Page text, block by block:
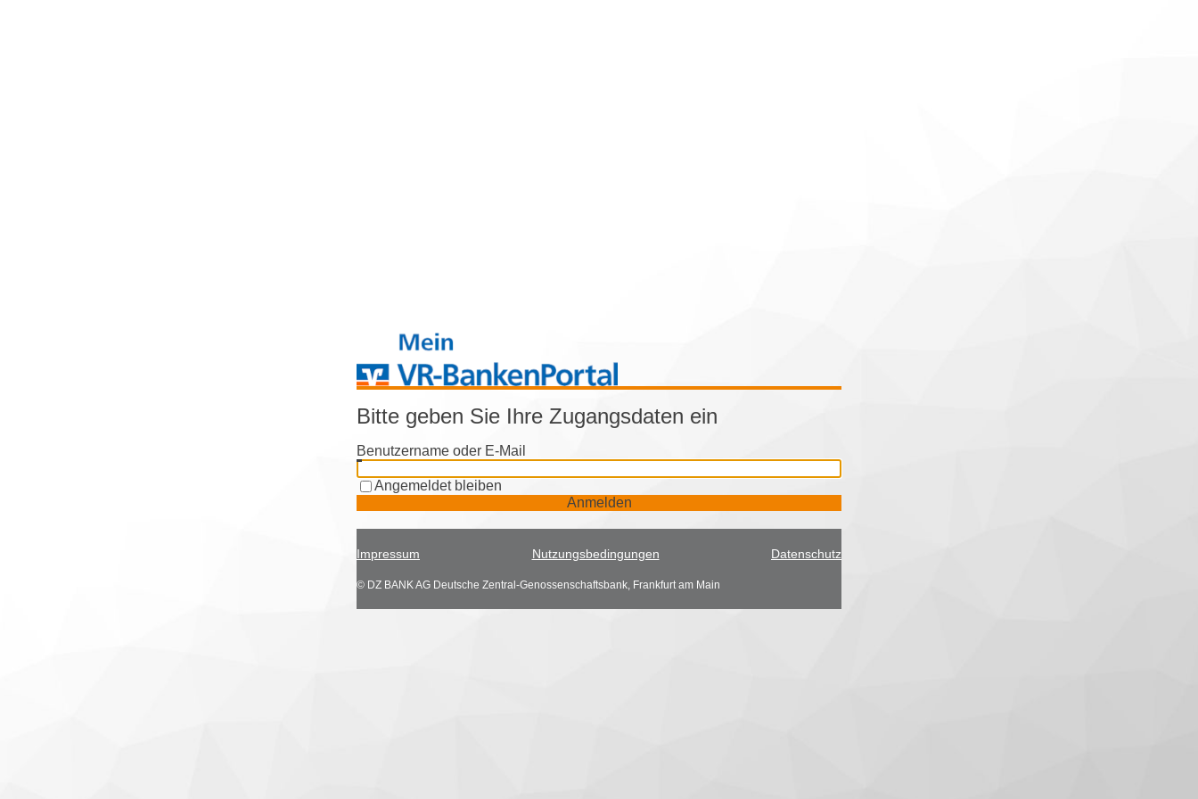
Bitte geben Sie Ihre Zugangsdaten ein
Benutzername oder E-Mail
Angemeldet bleiben
Anmelden
Impressum Nutzungsbedingungen Datenschutz
© DZ BANK AG Deutsche Zentral-Genossenschaftsbank, Frankfurt am Main